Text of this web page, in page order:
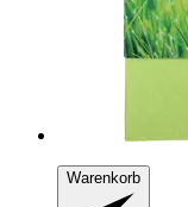
Warenkorb